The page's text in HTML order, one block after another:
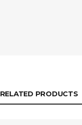
RELATED PRODUCTS